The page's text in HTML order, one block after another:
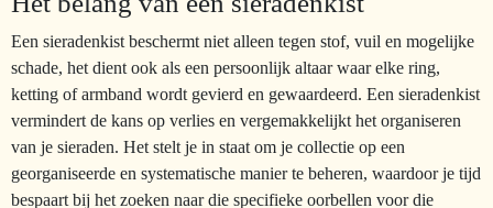
Een sieradenkist beschermt niet alleen tegen stof, vuil en mogelijke
schade, het dient ook als een persoonlijk altaar waar elke ring,
ketting of armband wordt gevierd en gewaardeerd. Een sieradenkist
vermindert de kans op verlies en vergemakkelijkt het organiseren
van je sieraden. Het stelt je in staat om je collectie op een
georganiseerde en systematische manier te beheren, waardoor je tijd
bespaart bij het zoeken naar die specifieke oorbellen voor die